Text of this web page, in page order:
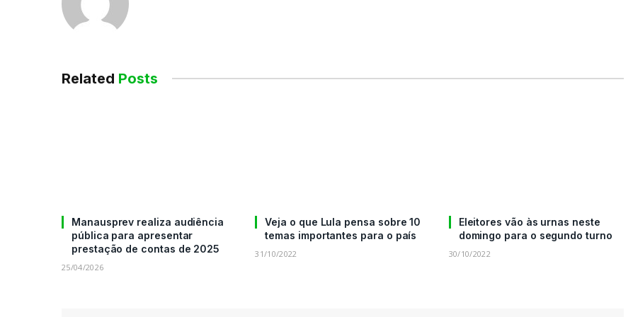
Related Posts
Manausprev realiza audiência
pública para apresentar
prestação de contas de 2025
25/04/2026
Veja o que Lula pensa sobre 10
temas importantes para o país
31/10/2022
Eleitores vão às urnas neste
domingo para o segundo turno
30/10/2022